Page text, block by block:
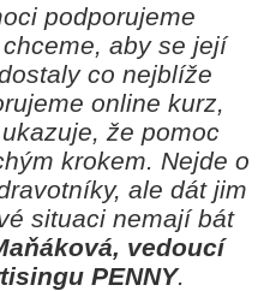
podporujeme
aby se její
co nejblíže
online kurz,
že pomoc
krokem. Nejde o
ale dát jim
situaci nemají bát
vedoucí
PENNY.